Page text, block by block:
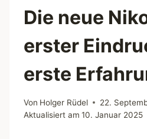
Die neue
erster
erste
Von Holger Rüdel
22.
Aktualisiert am 10. Januar 2025